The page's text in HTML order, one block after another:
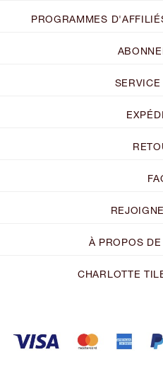
PROGRAMMES
À PROPOS
CHARLOTTE